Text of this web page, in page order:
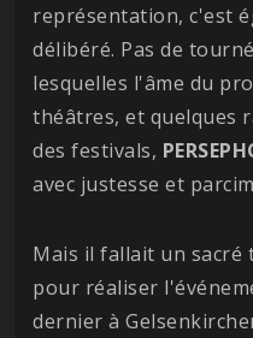
représentation, c'est
délibéré. Pas de
lesquelles l'âme du
théâtres, et quelques
des festivals,
avec justesse et
Mais il fallait un sacré
pour réaliser
dernier à